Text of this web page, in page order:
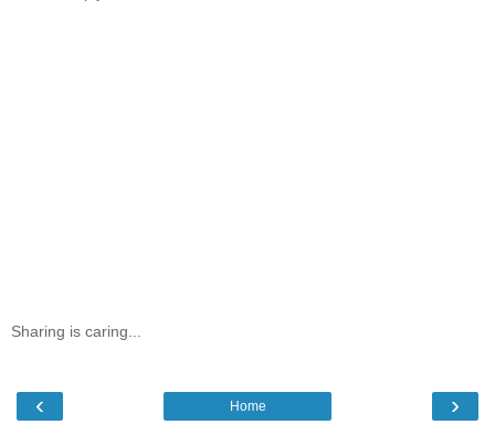
Sharing is caring...
‹ ›
Home